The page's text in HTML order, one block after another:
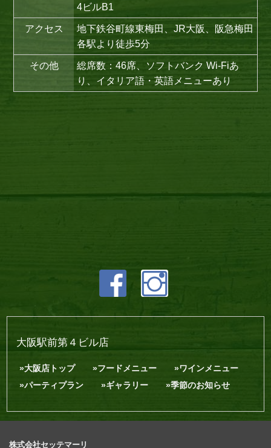
4ビルB1
アクセス
地下鉄谷町線東梅田、JR大阪、阪急梅田
各駅より徒歩5分
その他
総席数：46席、ソフトバンク Wi-Fiあ
り、イタリア語・英語メニューあり
大阪駅前第４ビル店
大阪店トップ フードメニュー
ワインメニュー
パーティプラン
ギャラリー 季節のお知らせ
株式会社セッテマーリ